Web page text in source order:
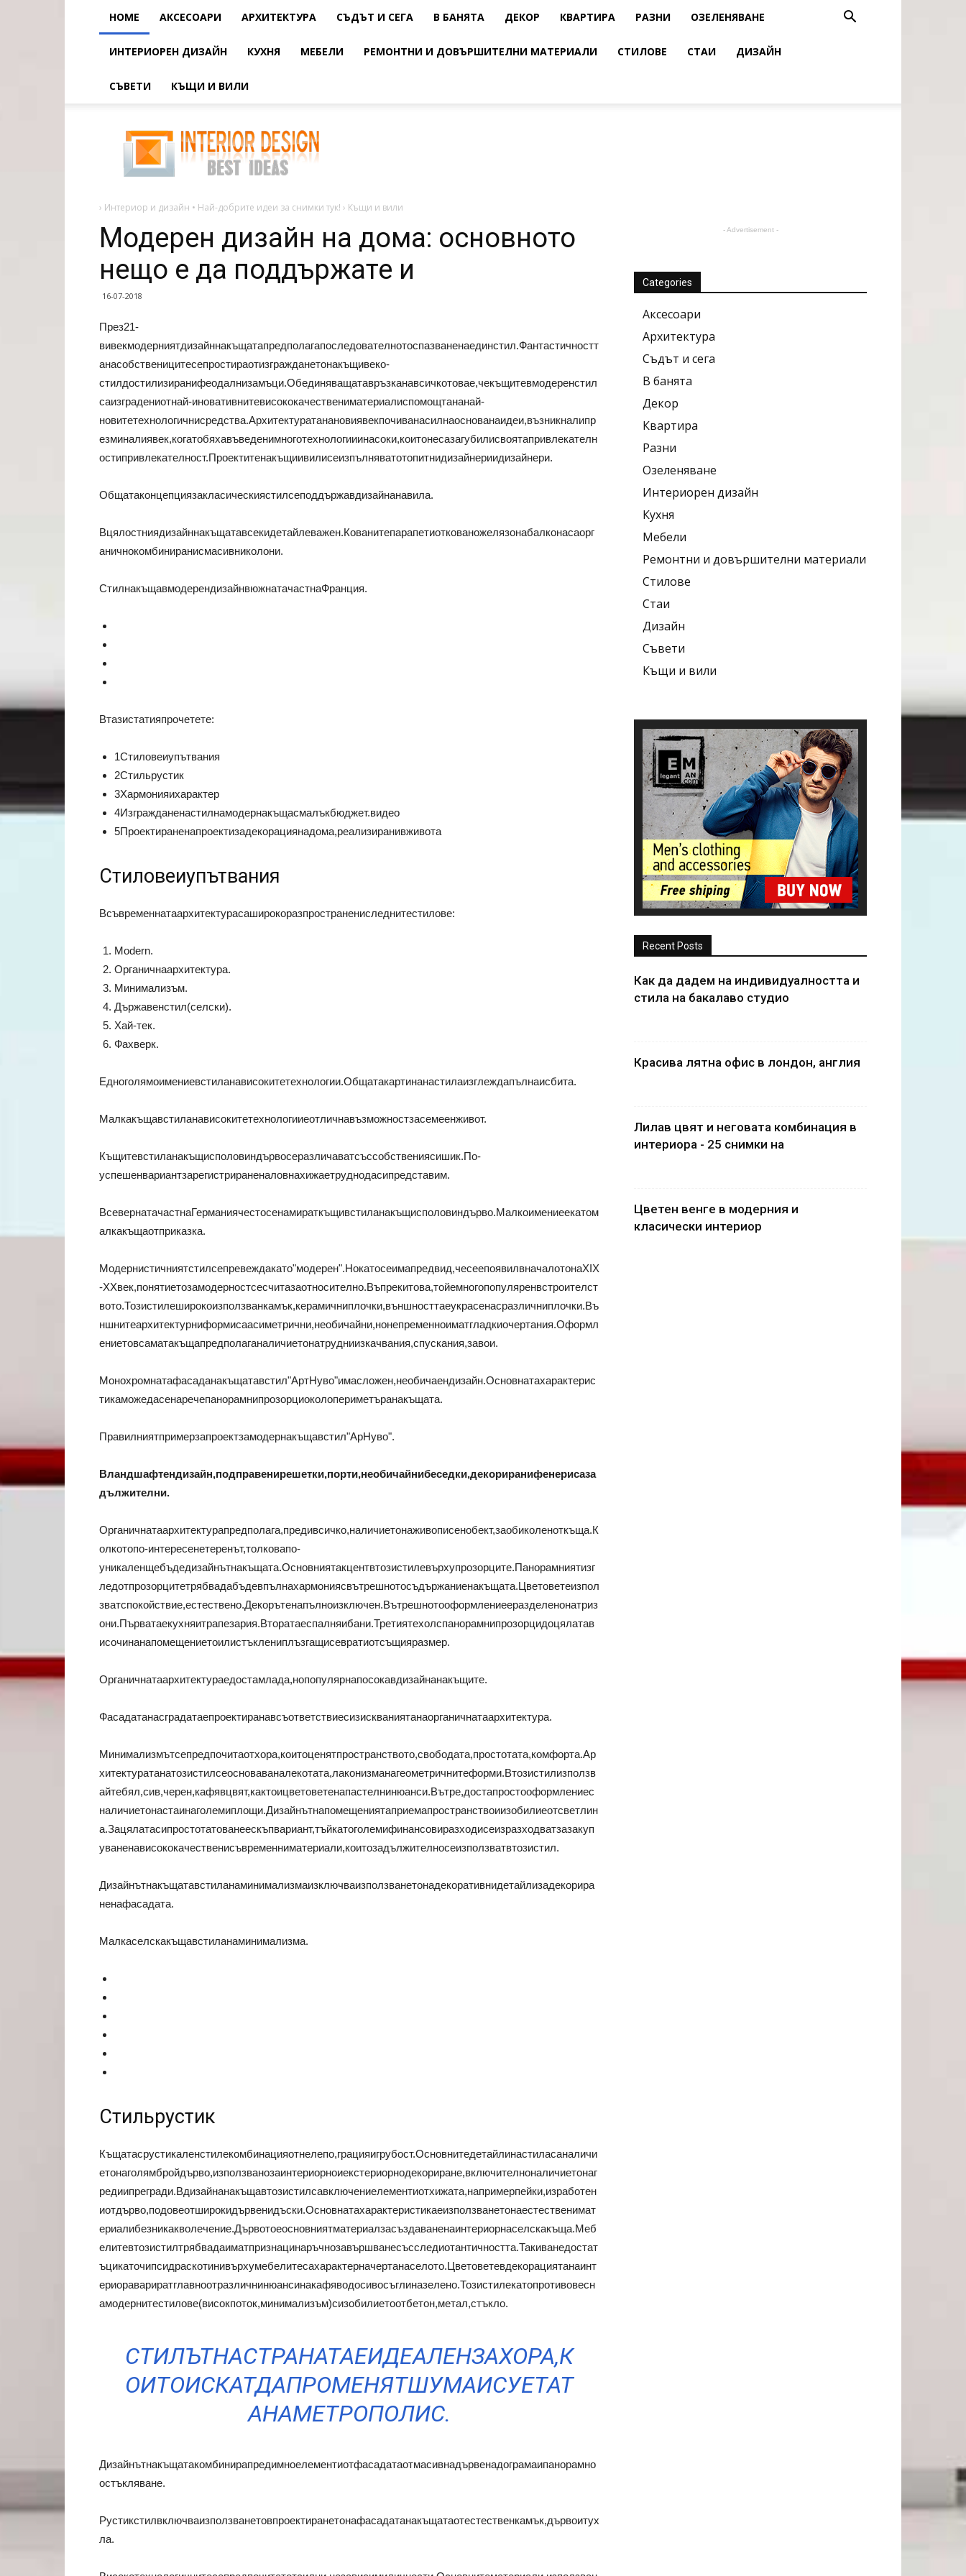
HOME АКСЕСОАРИ АРХИТЕКТУРА СЪДЪТ И СЕГА В БАНЯТА ДЕКОР КВАРТИРА РАЗНИ ОЗЕЛЕНЯВАНЕ
ИНТЕРИОРЕН ДИЗАЙН КУХНЯ МЕБЕЛИ РЕМОНТНИ И ДОВЪРШИТЕЛНИ МАТЕРИАЛИ СТИЛОВЕ СТАИ ДИЗАЙН
СЪВЕТИ КЪЩИ И ВИЛИ
дизайн
на
дома:
основното
нещо
поддържате
› Интериор и дизайн • Най-добрите идеи за снимки тук! › Къщи и вили
Модерен дизайн на дома: основното
нещо е да поддържате и
16-07-2018
През21-
вивекмодерниятдизайннакъщатапредполагапоследователнотоспазваненаединстил.Фантастичностт
анасобственицитесепростираотизгражданетонакъщивеко-
стилдостилизиранифеодалнизамъци.Обединяващатавръзканавсичкотовае,чекъщитевмодеренстил
саизградениотнай-иновативнитевисококачествениматериалиспомощтананай-
новитетехнологичнисредства.Архитектуратанановиявекпочиванасилнаоснованаидеи,възникналипр
езминалиявек,когатобяхавъведенимноготехнологииинасоки,коитонесазагубилисвоятапривлекателн
остипривлекателност.Проектитенакъщиивилисеизпълняватотопитнидизайнериидизайнери.
Общатаконцепциязакласическиястилсеподдържавдизайнанавила.
Вцялостниядизайннакъщатавсекидетайлеважен.Кованитепарапетиоткованожелязонабалконасаорг
аничнокомбиниранисмасивниколони.
СтилнакъщавмодерендизайнвюжнатачастнаФранция.
Втазистатияпрочетете:
1Стиловеиупътвания
2Стильрустик
3Хармонияихарактер
4Изгражданенастилнамодернакъщасмалъкбюджет.видео
5Проектираненапроектизадекорациянадома,реализиранивживота
Стиловеиупътвания
Всъвременнатаархитектурасаширокоразпространениследнитестилове:
Modern.
Органичнаархитектура.
Минимализъм.
Държавенстил(селски).
Хай-тек.
Фахверк.
Едноголямоимениевстиланависокитетехнологии.Общатакартинанастилаизглеждапълнаисбита.
Малкакъщавстиланависокитетехнологииеотличнавъзможностзасемеенживот.
Къщитевстиланакъщисполовиндървосеразличаватсъссобствениясишик.По-
успешенвариантзарегистрираненаловнахижаетруднодасипредставим.
ВсевернатачастнаГерманиячестосенамираткъщивстиланакъщисполовиндърво.Малкоимениеекатом
алкакъщаотприказка.
Модернистичниятстилсепревеждакато"модерен".Нокатосеимапредвид,чесеепоявилвначалотонаXIX
-ХХвек,понятиетозамодерностсесчитазаотносително.Въпрекитова,тойемногопопуляренвстроителст
вото.Тозистилеширокоизползванкамък,керамичниплочки,външносттаеукрасенасразличниплочки.Въ
ншнитеархитектурниформисаасиметрични,необичайни,нонепременноиматгладкиочертания.Оформл
ениетовсаматакъщапредполаганаличиетонатрудниизкачвания,спускания,завои.
Монохромнатафасаданакъщатавстил"АртНуво"имасложен,необичаендизайн.Основнатахарактерис
тикаможедасенаречепанорамнипрозорциоколопериметъранакъщата.
Правилниятпримерзапроектзамодернакъщавстил"АрНуво".
Вландшафтендизайн,подправенирешетки,порти,необичайнибеседки,декориранифенерисаза
дължителни.
Органичнатаархитектурапредполага,предивсичко,наличиетонаживописенобект,заобиколеноткъща.К
олкотопо-интересенетеренът,толковапо-
уникаленщебъдедизайнътнакъщата.Основниятакцентвтозистилевърхупрозорците.Панорамниятизг
ледотпрозорцитетрябвадабъдевпълнахармониясвътрешнотосъдържаниенакъщата.Цветоветеизпол
зватспокойствие,естествено.Декорътенапълноизключен.Вътрешнотооформлениееразделенонатриз
они.Първатаекухняитрапезария.Вторатаеспалняибани.Третиятехолспанорамнипрозорцидоцялатав
исочинанапомещениетоилистъклениплъзгащисевратиотсъщияразмер.
Органичнатаархитектураедостамлада,нопопулярнапосокавдизайнанакъщите.
Фасадатанасградатаепроектиранавсъответствиесизискваниятанаорганичнатаархитектура.
Минимализмътсепредпочитаотхора,коитоценятпространството,свободата,простотата,комфорта.Ар
хитектуратанатозистилсеосноваваналекотата,лаконизманагеометричнитеформи.Втозистилизползв
айтебял,сив,черен,кафявцвят,кактоицветоветенапастелнинюанси.Вътре,достапростооформлениес
наличиетонастаинаголемиплощи.Дизайнътнапомещениятаприемапространствоиизобилиеотсветлин
а.Зацялатасипростотатованеескъпвариант,тъйкатоголемифинансовиразходисеизразходватзазакуп
уваненависококачественисъвременниматериали,коитозадължителносеизползватвтозистил.
Дизайнътнакъщатавстиланаминимализмаизключваизползванетонадекоративнидетайлизадекорира
ненафасадата.
Малкаселскакъщавстиланаминимализма.
Стильрустик
Къщатасрустикаленстилекомбинацияотнелепо,грацияигрубост.Основнитедетайлинастиласаналичи
етонаголямбройдърво,използванозаинтериорноиекстериорнодекориране,включителноналичиетонаг
редиипрегради.Вдизайнанакъщавтозистилсавключениелементиотхижата,напримерпейки,изработен
иотдърво,подовеотширокидървенидъски.Основнатахарактеристикаеизползванетонаестественимат
ериалибезникакволечение.Дървотоеосновниятматериалзасъздаваненаинтериорнаселскакъща.Меб
елитевтозистилтрябвадаиматпризнацинаръчнозавършванесъсследиотантичността.Такиванедостат
ъцикаточипсидраскотинивърхумебелитесахарактерначертанаселото.Цветоветевдекорациятанаинт
ериоравариратглавноотразличнинюансинакафяводосивосъглиназелено.Тозистилекатопротивовесн
амодернитестилове(високпоток,минимализъм)сизобилиетоотбетон,метал,стъкло.
СТИЛЪТНАСТРАНАТАЕИДЕАЛЕНЗАХОРА,К
ОИТОИСКАТДАПРОМЕНЯТШУМАИСУЕТАТ
АНАМЕТРОПОЛИС.
Дизайнътнакъщатакомбинирапредимноелементиотфасадатаотмасивнадървенадограмаипанорамно
остъкляване.
Рустикстилвключваизползванетовпроектиранетонафасадатанакъщатаотестественкамък,дървоитух
ла.
- Advertisement -
Categories
Аксесоари
Архитектура
Съдът и сега
В банята
Декор
Квартира
Разни
Озеленяване
Интериорен дизайн
Кухня
Мебели
Ремонтни и довършителни материали
Стилове
Стаи
Дизайн
Съвети
Къщи и вили
Recent Posts
Как да дадем на индивидуалността и
стила на бакалаво студио
Красива лятна офис в лондон, англия
Лилав цвят и неговата комбинация в
интериора - 25 снимки на
Цветен венге в модерния и
класически интериор